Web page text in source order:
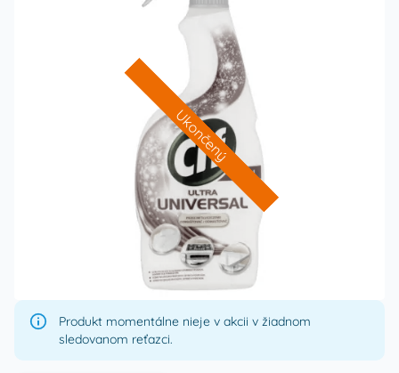
Ukončený
Produkt momentálne nieje v akcii v žiadnom
sledovanom reťazci.